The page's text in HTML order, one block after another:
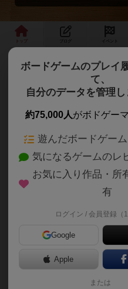
寒河江初！
教育におけるボー
広めるため、ボー
しました。
年齢・ボードゲー
学習塾で小学生・中学生・
多種多様なボードゲームに
ボードゲームのプレイ
て、
自分のデータを管理し
約75,000人がボドゲー
遊んだボードゲー
気になるゲームのレ
お気に入り作品・所
有
ログイン / 会員登録（
Google
Apple
または